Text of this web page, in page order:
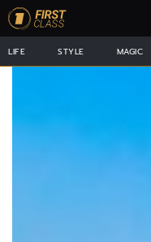
LIFE STYLE MAGIC